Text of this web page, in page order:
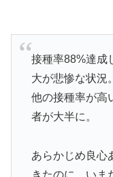
接種率88%達成
大が悲惨な状況。
他の接種率が高
者が大半に。
あらかじめ良心
きたのに、いま